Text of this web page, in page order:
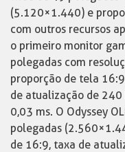
(5.120×1.440) e
com outros recursos
o primeiro monitor
polegadas com
proporção de tela
de atualização de 240
0,03 ms. O Odyssey
polegadas
de 16:9, taxa de